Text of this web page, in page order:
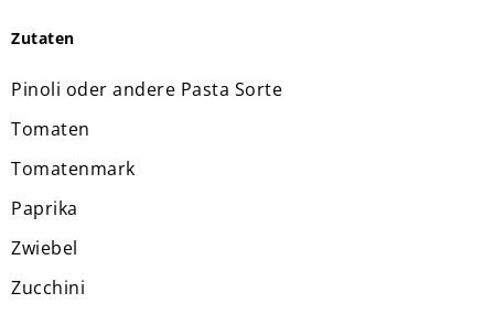
Zutaten
Pinoli oder andere Pasta Sorte
Tomaten
Tomatenmark
Paprika
Zwiebel
Zucchini